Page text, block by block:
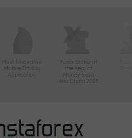
Most Innovative
Mobile Trading
Application
Forex Broker of
the Year at
Money Expo
Abu Dhabi 2025